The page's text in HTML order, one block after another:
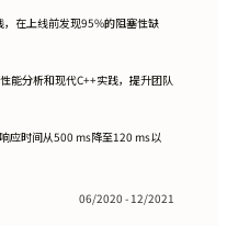
在上线前发现95%的阻塞性缺
能分析和现代C++实践，提升团队
应时间从500 ms降至120 ms以
06/2020 - 12/2021